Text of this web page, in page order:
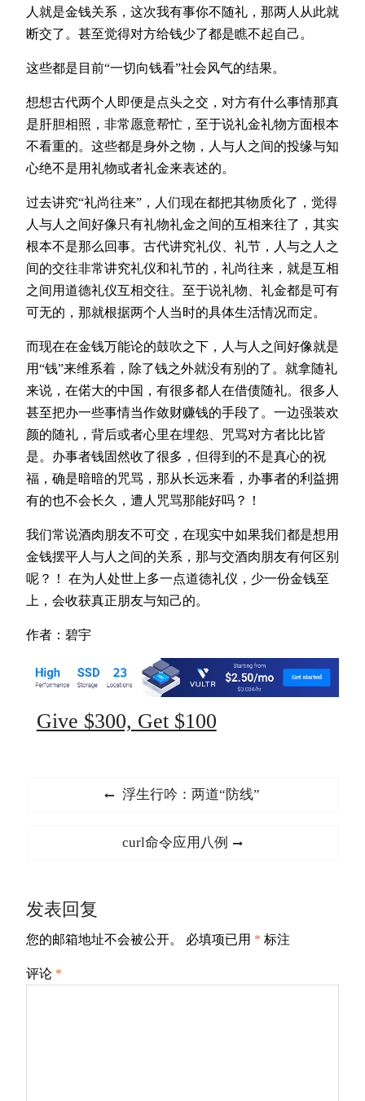
人就是金钱关系，这次我有事你不随礼，那两人从此就
断交了。甚至觉得对方给钱少了都是瞧不起自己。
这些都是目前“一切向钱看”社会风气的结果。
想想古代两个人即便是点头之交，对方有什么事情那真
是肝胆相照，非常愿意帮忙，至于说礼金礼物方面根本
不看重的。这些都是身外之物，人与人之间的投缘与知
心绝不是用礼物或者礼金来表述的。
过去讲究“礼尚往来”，人们现在都把其物质化了，觉得
人与人之间好像只有礼物礼金之间的互相来往了，其实
根本不是那么回事。古代讲究礼仪、礼节，人与之人之
间的交往非常讲究礼仪和礼节的，礼尚往来，就是互相
之间用道德礼仪互相交往。至于说礼物、礼金都是可有
可无的，那就根据两个人当时的具体生活情况而定。
而现在在金钱万能论的鼓吹之下，人与人之间好像就是
用“钱”来维系着，除了钱之外就没有别的了。就拿随礼
来说，在偌大的中国，有很多都人在借债随礼。很多人
甚至把办一些事情当作敛财赚钱的手段了。一边强装欢
颜的随礼，背后或者心里在埋怨、咒骂对方者比比皆
是。办事者钱固然收了很多，但得到的不是真心的祝
福，确是暗暗的咒骂，那从长远来看，办事者的利益拥
有的也不会长久，遭人咒骂那能好吗？！
我们常说酒肉朋友不可交，在现实中如果我们都是想用
金钱摆平人与人之间的关系，那与交酒肉朋友有何区别
呢？！ 在为人处世上多一点道德礼仪，少一份金钱至
上，会收获真正朋友与知己的。
作者：碧宇
Give $300, Get $100
Previous
浮生行吟：两道“防线”
Next
curl命令应用八例
发表回复
您的邮箱地址不会被公开。 必填项已用 * 标注
评论 *